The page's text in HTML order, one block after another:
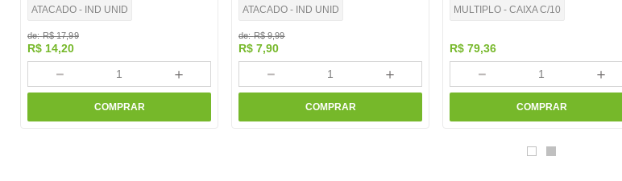
ATACADO - IND UNID
de:R$ 17,99
R$ 14,20
＋
－
COMPRAR
ATACADO - IND UNID
de:R$ 9,99
R$ 7,90
＋
－
COMPRAR
MULTIPLO - CAIXA C/10
R$ 79,36
＋
－
COMPRAR